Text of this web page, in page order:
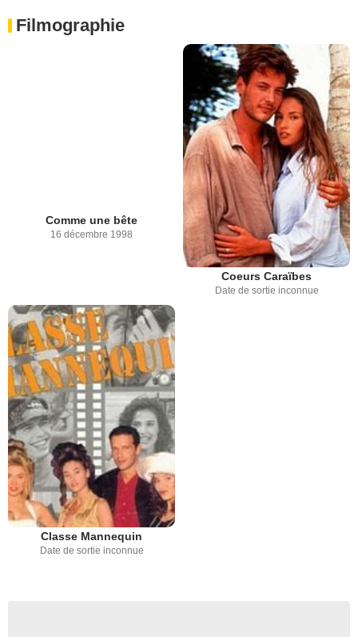
Filmographie
Comme une bête
16 décembre 1998
Coeurs Caraïbes
Date de sortie inconnue
Classe Mannequin
Date de sortie inconnue